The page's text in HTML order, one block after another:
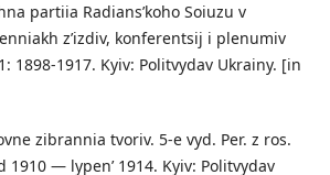
partiia Radians’koho Soiuzu v
z’izdiv, konferentsij i plenumiv
1898-1917. Kyiv: Politvydav Ukrainy. [in
zibrannia tvoriv. 5-e vyd. Per. z ros.
1910 — lypen’ 1914. Kyiv: Politvydav